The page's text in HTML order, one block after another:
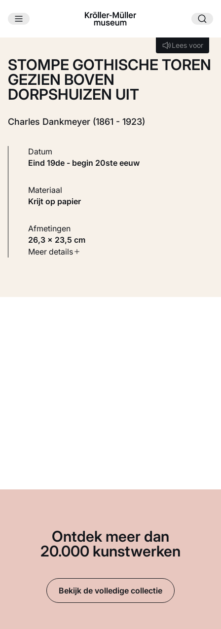
Ga naar hoofdinhoud
Lees voor
Lees voor
STOMPE GOTHISCHE TOREN
GEZIEN BOVEN
DORPSHUIZEN UIT
Charles Dankmeyer (1861 - 1923)
Datum
eind 19de - begin 20ste eeuw
Materiaal
Krijt op papier
Afmetingen
26,3 × 23,5 cm
Soort werk
Meer details
Ontdek meer dan
20.000 kunstwerken
Bekijk de volledige collectie